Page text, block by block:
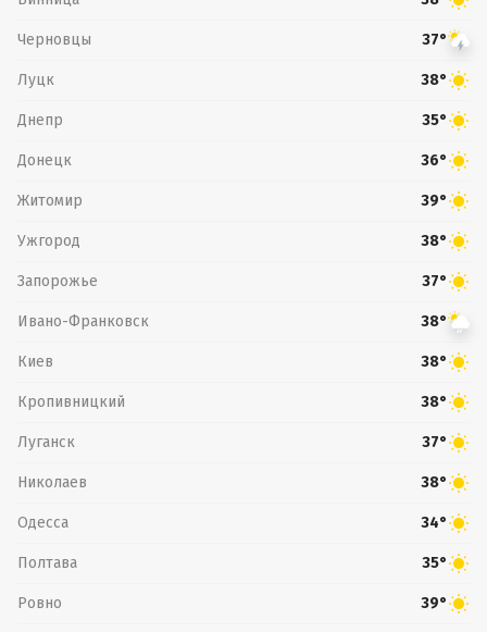
Черновцы 37°
Луцк 38°
Днепр 35°
Донецк 36°
Житомир 39°
Ужгород 38°
Запорожье 37°
Ивано-Франковск 38°
Киев 38°
Кропивницкий 38°
Луганск 37°
Николаев 38°
Одесса 34°
Полтава 35°
Ровно 39°